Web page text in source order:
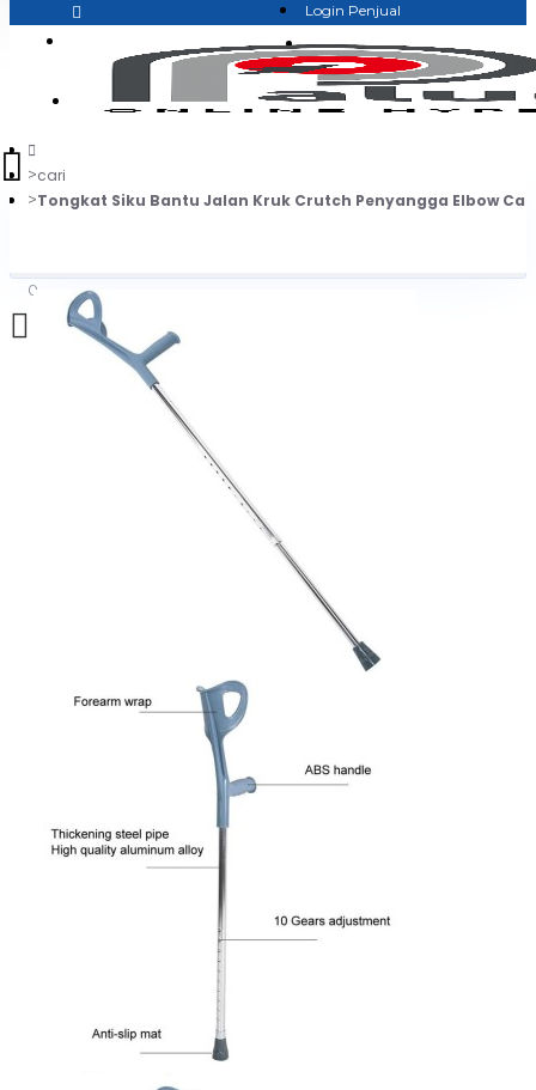
Login Penjual
Jadi Penjual
0
Daftar belanja Anda kosong!
cari
Tongkat Siku Bantu Jalan Kruk Crutch Penyangga Elbow